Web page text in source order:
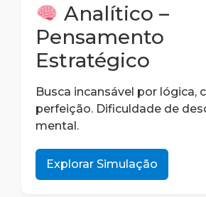
Analítico –
Pensamento
Estratégico
Busca incansável por lógica,
perfeição. Dificuldade de
mental.
Explorar Simulação